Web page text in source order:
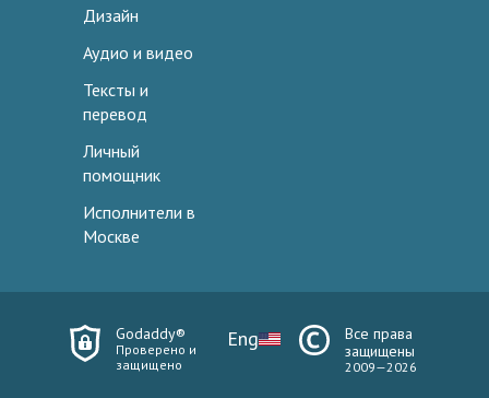
Дизайн
Аудио и видео
Тексты и
перевод
Личный
помощник
Исполнители в
Москве
Godaddy®
Проверено и
защищено
Eng
Все права
защищены
2009—2026